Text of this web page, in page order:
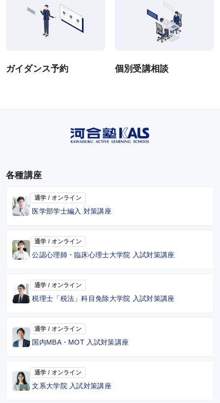
ガイダンス予約 個別受講相談
各種講座
通学 / オンライン
医学部学士編入 対策講座
通学 / オンライン
公認心理師・臨床心理士大学院 入試対策講座
通学 / オンライン
税理士「税法」科目免除大学院 入試対策講座
通学 / オンライン
国内MBA・MOT 入試対策講座
通学 / オンライン
文系大学院 入試対策講座